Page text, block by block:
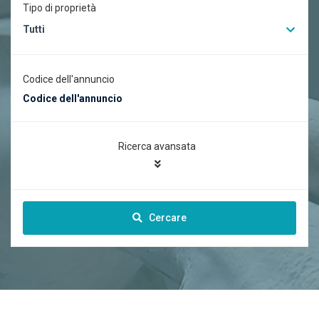
Tipo di proprietà
Tutti
Codice dell'annuncio
Ricerca avansata
Cercare